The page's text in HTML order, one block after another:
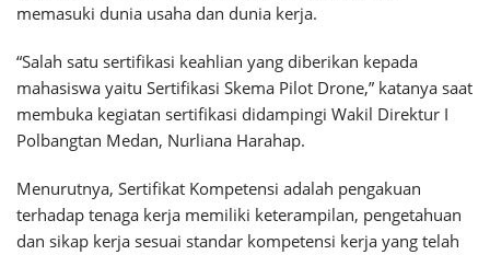
memasuki dunia usaha dan dunia kerja.
“Salah satu sertifikasi keahlian yang diberikan kepada
mahasiswa yaitu Sertifikasi Skema Pilot Drone,” katanya saat
membuka kegiatan sertifikasi didampingi Wakil Direktur I
Polbangtan Medan, Nurliana Harahap.
Menurutnya, Sertifikat Kompetensi adalah pengakuan
terhadap tenaga kerja memiliki keterampilan, pengetahuan
dan sikap kerja sesuai standar kompetensi kerja yang telah